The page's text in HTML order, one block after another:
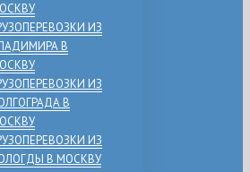
ИЗ
В
ИЗ
В
ИЗ
В МОСКВУ